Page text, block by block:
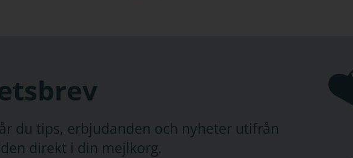
du tips, erbjudanden och nyheter utifrån
direkt i din mejlkorg.